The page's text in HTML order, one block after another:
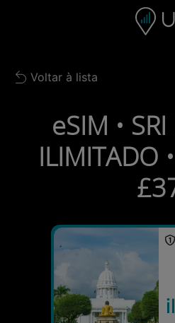
Barra de
Back to list
Voltar à lista
eSIM •
ILIMITADO